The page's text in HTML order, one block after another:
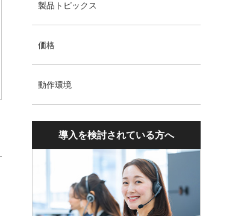
製品トピックス
価格
動作環境
導入を検討されている方へ